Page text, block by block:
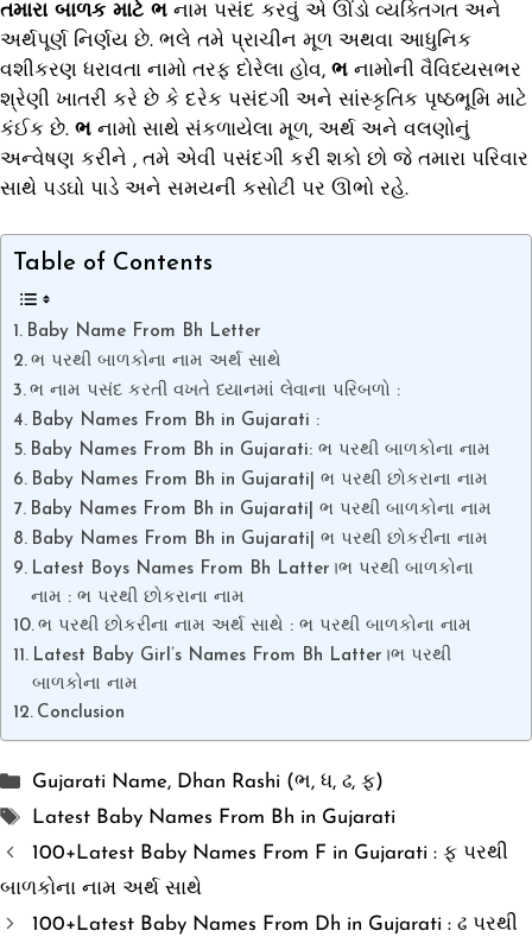
તમારા બાળક માટે ભ નામ પસંદ કરવું એ ઊંડો વ્યક્તિગત અને
અર્થપૂર્ણ નિર્ણય છે. ભલે તમે પ્રાચીન મૂળ અથવા આધુનિક
વશીકરણ ધરાવતા નામો તરફ દોરેલા હોવ, ભ નામોની વૈવિધ્યસભર
શ્રેણી ખાતરી કરે છે કે દરેક પસંદગી અને સાંસ્કૃતિક પૃષ્ઠભૂમિ માટે
કંઈક છે. ભ નામો સાથે સંકળાયેલા મૂળ, અર્થ અને વલણોનું
અન્વેષણ કરીને , તમે એવી પસંદગી કરી શકો છો જે તમારા પરિવાર
સાથે પડઘો પાડે અને સમયની કસોટી પર ઊભો રહે.
Table of Contents
Baby Name From Bh Letter
ભ પરથી બાળકોના નામ અર્થ સાથે
ભ નામ પસંદ કરતી વખતે ધ્યાનમાં લેવાના પરિબળો :
Baby Names From Bh in Gujarati :
Baby Names From Bh in Gujarati: ભ પરથી બાળકોના નામ
Baby Names From Bh in Gujarati| ભ પરથી છોકરાના નામ
Baby Names From Bh in Gujarati| ભ પરથી બાળકોના નામ
Baby Names From Bh in Gujarati| ભ પરથી છોકરીના નામ
Latest Boys Names From Bh Latter।ભ પરથી બાળકોના
નામ : ભ પરથી છોકરાના નામ
ભ પરથી છોકરીના નામ અર્થ સાથે : ભ પરથી બાળકોના નામ
Latest Baby Girl’s Names From Bh Latter।ભ પરથી
બાળકોના નામ
Conclusion
Categories
Gujarati Name, Dhan Rashi (ભ, ધ, ઢ, ફ)
Tags
Latest Baby Names From Bh in Gujarati
100+Latest Baby Names From F in Gujarati : ફ પરથી
બાળકોના નામ અર્થ સાથે
100+Latest Baby Names From Dh in Gujarati : ઢ પરથી